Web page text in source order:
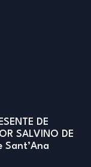
DE
SALVINO DE
Sant’Ana